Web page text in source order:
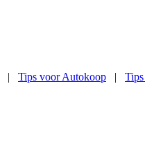
| Tips voor Autokoop |